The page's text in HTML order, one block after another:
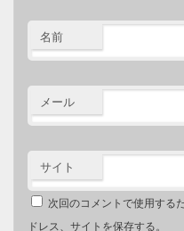
名前
メール
サイト
次回のコメントで使用する
ドレス、サイトを保存する。